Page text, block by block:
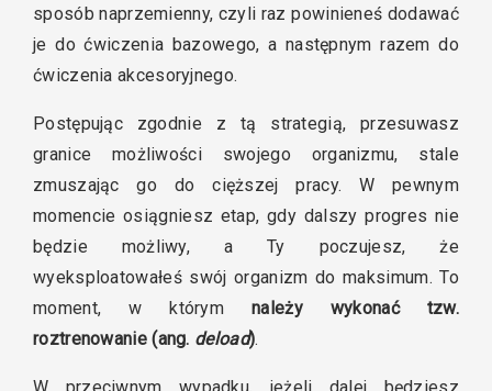
sposób naprzemienny, czyli raz powinieneś dodawać
je do ćwiczenia bazowego, a następnym razem do
ćwiczenia akcesoryjnego.
Postępując zgodnie z tą strategią, przesuwasz
granice możliwości swojego organizmu, stale
zmuszając go do cięższej pracy. W pewnym
momencie osiągniesz etap, gdy dalszy progres nie
będzie możliwy, a Ty poczujesz, że
wyeksploatowałeś swój organizm do maksimum. To
moment, w którymnależy wykonać tzw.
roztrenowanie (ang. deload).